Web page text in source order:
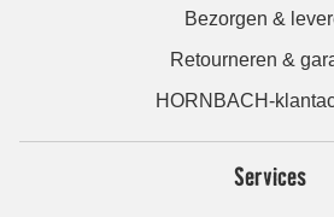
Bezorgen &
Retourneren &
HORNBACH-
Services